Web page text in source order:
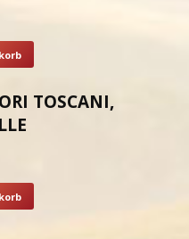
TOSCANI,